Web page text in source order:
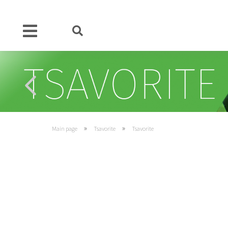
Main page » Tsavorite » Tsavorite